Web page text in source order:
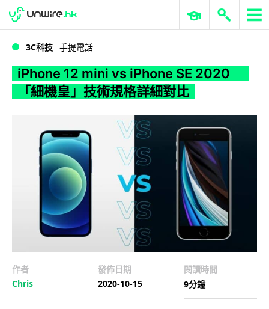
WWDC 2026 ERP 與商業 AI
3C科技 手提電話
iPhone 12 mini vs iPhone SE 2020
「細機皇」技術規格詳細對比
作者
Chris
發佈日期
2020-10-15
閱讀時間
9分鐘